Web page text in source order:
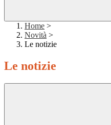
Home >
Novità >
Le notizie
Le notizie